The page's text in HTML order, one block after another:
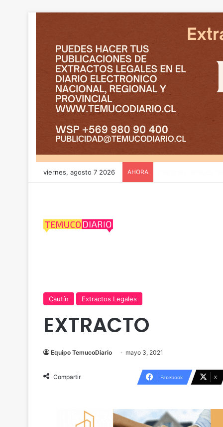
viernes, agosto 7 2026 AHORA
Cautín Extractos Legales
EXTRACTO
Equipo TemucoDiario mayo 3, 2021
Compartir Facebook X